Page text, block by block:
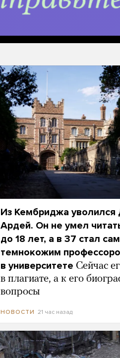
Из Кембриджа
Ардей. Он не умел
до 18 лет, а в 37 стал
темнокожим
в университете Сейчас
в плагиате, а к его
вопросы
НОВОСТИ 21 час назад